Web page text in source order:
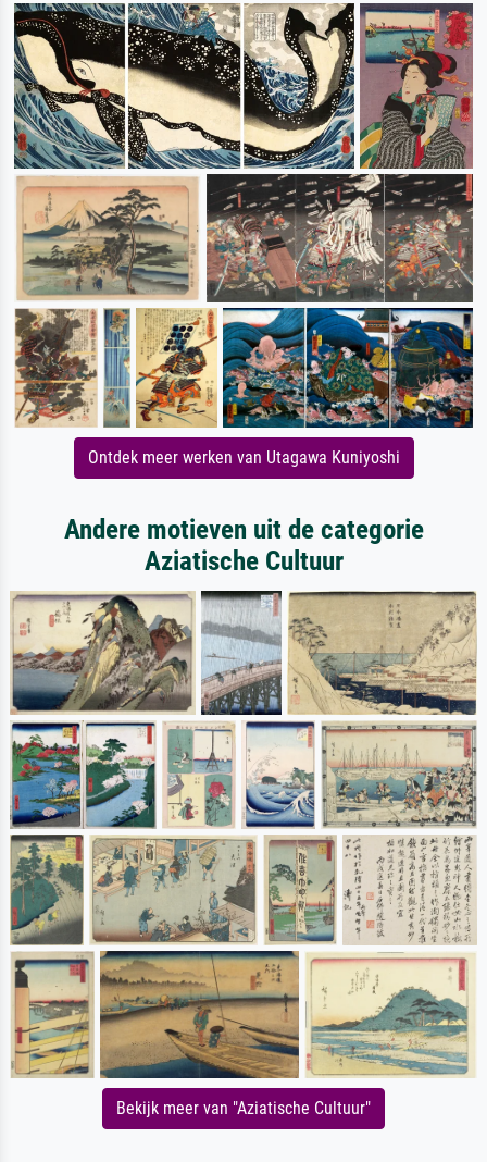
Ontdek meer werken van Utagawa Kuniyoshi
Andere motieven uit de categorie
Aziatische Cultuur
Bekijk meer van "Aziatische Cultuur"